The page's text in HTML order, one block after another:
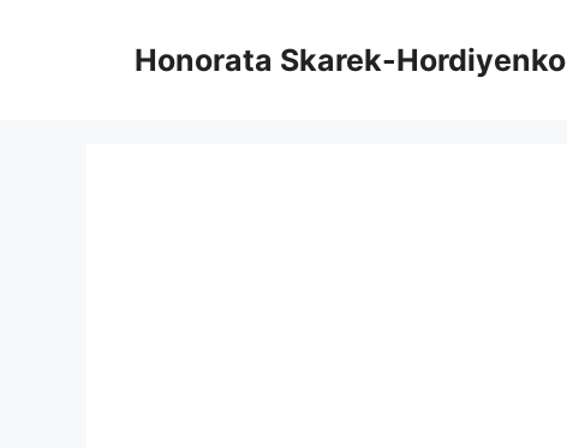
Honorata Skarek-Hordiyenko